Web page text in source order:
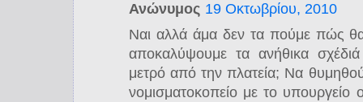
Ανώνυμος 19 Οκτωβρίου, 2010
Ναι αλλά άμα δεν τα πούμε πώς
αποκαλύψουμε τα ανήθικα
μετρό από την πλατεία; Να
νομισματοκοπείο με το υπουργείο